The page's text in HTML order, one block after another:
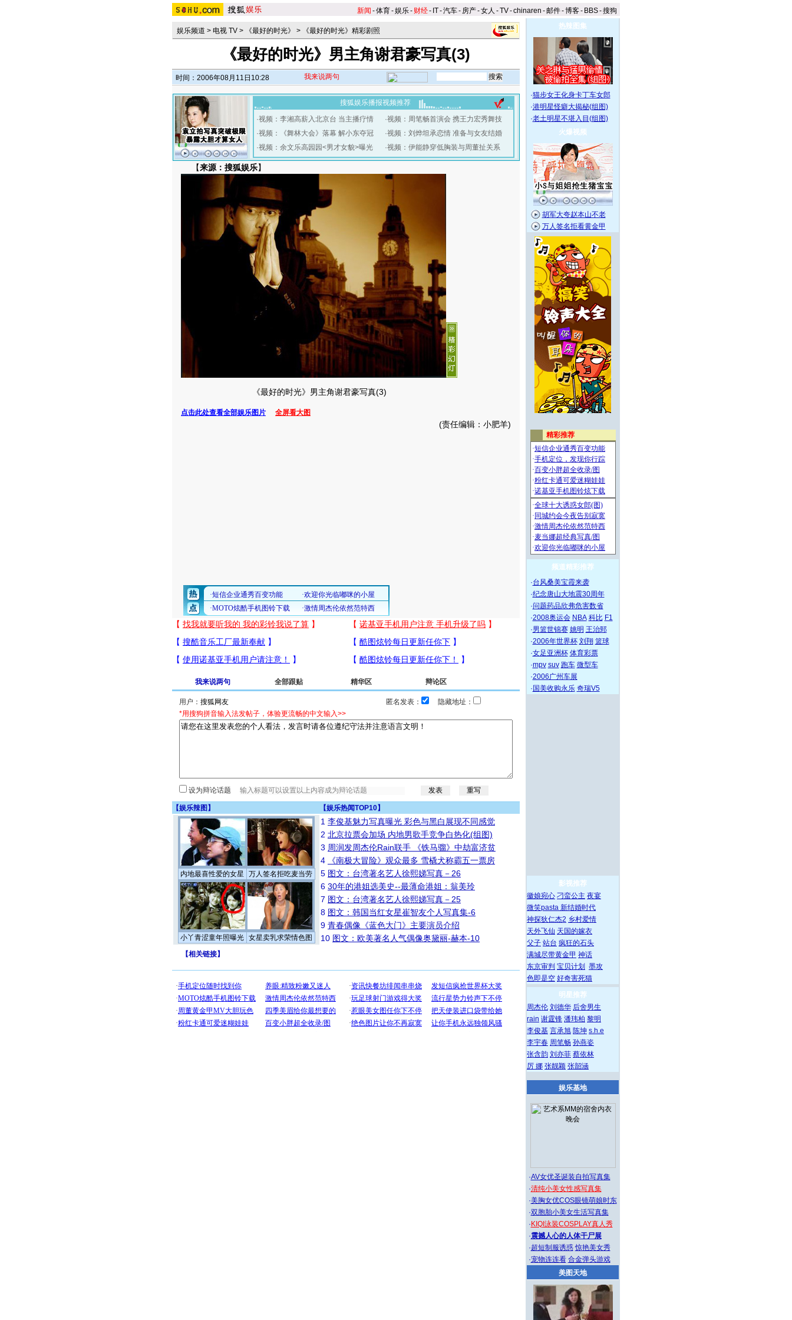
新闻 -体育-娱乐- 财经- IT-汽车- 房产-女人 -TV-chinaren -邮件-博客- BBS-搜狗
娱乐频道 > 电视 TV > 《最好的时光》 > 《最好的时光》精彩剧照
《最好的时光》男主角谢君豪写真(3)
时间：2006年08月11日10:28 我来说两句
搜狐娱乐播报视频推荐
·视频：李湘高薪入北京台 当主播疗情
·视频：《舞林大会》落幕 解小东夺冠
·视频：余文乐高园园<男才女貌>曝光
·视频：周笔畅首演会 携王力宏秀舞技
·视频：刘烨坦承恋情 准备与女友结婚
·视频：伊能静穿低胸装与周董扯关系
【来源：搜狐娱乐】
《最好的时光》男主角谢君豪写真(3)
点击此处查看全部娱乐图片 全屏看大图
(责任编辑：小肥羊)
我来说两句 全部跟贴 精华区 辩论区
用户： 匿名发表：
隐藏地址：
*用搜狗拼音输入法发帖子，体验更流畅的中文输入>>
设为辩论话题
【娱乐辣图 】 【娱乐热闻TOP10】
内地最喜性爱的女星 万人签名拒吃麦当劳
小丫青涩童年照曝光 女星卖乳求荣情色图
1 李俊基魅力写真曝光 彩色与黑白展现不同感觉
2 北京拉票会加场 内地男歌手竞争白热化(组图)
3 周润发周杰伦Rain联手 《铁马骝》中劫富济贫
4
《南极大冒险》观众最多 雪橇犬称霸五一票房
5 图文：台湾著名艺人徐熙娣写真－26
6 30年的港姐选美史--最薄命港姐：翁美玲
7 图文：台湾著名艺人徐熙娣写真－25
8 图文：韩国当红女星崔智友个人写真集-6
9 青春偶像《蓝色大门》主要演员介绍
10 图文：欧美著名人气偶像奥黛丽-赫本-10
【相关链接】
热辣图集
·猫步女王化身卡丁车女郎
·港明星怪癖大揭秘(组图)
·老土明星不堪入目(组图)
火爆视频
胡军大夸赵本山不老
万人签名拒看黄金甲
频道精彩推荐
·台风桑美宝霞来袭
·纪念唐山大地震30周年
·问题药品欣弗危害数省
·2008奥运会 NBA 科比 F1
·男篮世锦赛 姚明 王治郅
·2006年世界杯 刘翔 篮球
·女足亚洲杯 体育彩票
·mpv suv 跑车 微型车
·2006广州车展
· 国美收购永乐 奇瑞V5
影视推荐
徽娘宛心 刁蛮公主 夜宴
微笑pasta 新结婚时代
神探狄仁杰2 乡村爱情
天外飞仙 天国的嫁衣
父子 站台 疯狂的石头
满城尽带黄金甲 神话
东京审判 宝贝计划
墨攻
色即是空 好奇害死猫
明星推荐
周杰伦 刘德华 后舍男生
rain 谢霆锋 潘玮柏 黎明
李俊基 言承旭 陈坤 s.h.e
李宇春 周笔畅 孙燕姿
张含韵 刘亦菲 蔡依林
厉 娜 张靓颖 张韶涵
娱乐基地
·AV女优圣诞装自拍写真集
·清纯小美女性感写真集
·美胸女优COS眼镜萌娘时东
·双胞胎小美女生活写真集
· KIQI泳装COSPLAY真人秀
·震撼人心的人体干尸展
·超短制服诱惑 惊艳美女秀
·宠物连连看 合金弹头游戏
美图天地